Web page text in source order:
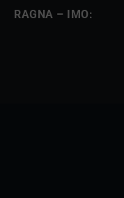
RAGNA – IMO: